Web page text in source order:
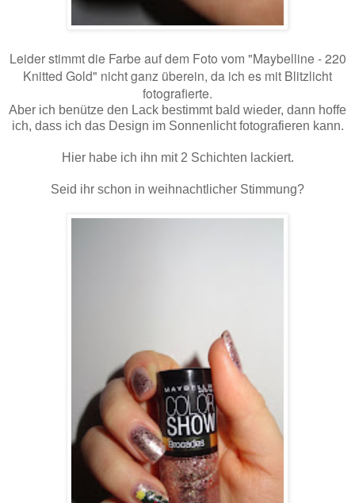
Leider stimmt die Farbe auf dem Foto vom "Maybelline - 220
Knitted Gold" nicht ganz überein, da ich es mit Blitzlicht
fotografierte.
Aber ich benütze den Lack bestimmt bald wieder, dann hoffe
ich, dass ich das Design im Sonnenlicht fotografieren kann.
Hier habe ich ihn mit 2 Schichten lackiert.
Seid ihr schon in weihnachtlicher Stimmung?